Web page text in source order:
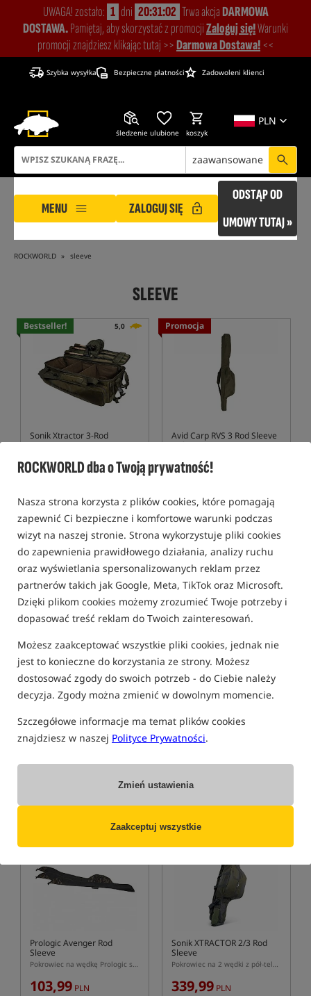
ROCKWORLD dba o Twoją prywatność!
Nasza strona korzysta z plików cookies, które pomagają
zapewnić Ci bezpieczne i komfortowe warunki podczas
wizyt na naszej stronie. Strona wykorzystuje pliki cookies
do zapewnienia prawidłowego działania, analizy ruchu
oraz wyświetlania spersonalizowanych reklam przez
partnerów takich jak Google, Meta, TikTok oraz Microsoft.
Dzięki plikom cookies możemy zrozumieć Twoje potrzeby i
dopasować treść reklam do Twoich zainteresowań.
Możesz zaakceptować wszystkie pliki cookies, jednak nie
jest to konieczne do korzystania ze strony. Możesz
dostosować zgody do swoich potrzeb - do Ciebie należy
decyzja. Zgody można zmienić w dowolnym momencie.
Szczegółowe informacje ma temat plików cookies
znajdziesz w naszej Polityce Prywatności.
Zmień ustawienia
Zaakceptuj wszystkie
UWAGA! zostało: 1 dni 20:31:01 Trwa akcjaDARMOWA
DOSTAWA.Pamiętaj, aby skorzystać z promocjiZaloguj się!Warunki
promocji znajdziesz klikając tutaj >>Darmowa Dostawa! <<
Szybka wysyłka Bezpieczne płatności Zadowoleni klienci
PLN
śledzenie ulubione koszyk
zaawansowane
MENU ZALOGUJ SIĘ
ODSTĄP OD
UMOWY TUTAJ »
ROCKWORLD sleeve
SLEEVE
Bestseller! 5,0
Sonik Xtractor 3-Rod
Transport System
503,99
551,99
Min. cena z 30 dni przed
obniżką: 503.99
KUP
Promocja
Avid Carp RVS 3 Rod Sleeve
12ft
364,99
Cena kat.: 427,49
Min. cena z 30 dni przed
obniżką: 364.99
KUP
Trakker NXG 3 Rod Sleeve
10ft
379,90PLN
Promocja
Fox Voyager 2 Rod Sleeve
10ft
279,99
Min. cena z 30 dni przed
Prologic Avenger Rod
Sleeve
Pokrowiec na wędkę Prologic serii Avenger
103,99 PLN
Promocja
Sonik XTRACTOR 2/3 Rod
Sleeve
Pokrowiec na 2 wędki z pół-teleskopowym dolnikiem
339,99 PLN